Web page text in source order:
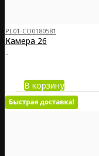
PL01-CO0180581
Камера 26
..
В корзину